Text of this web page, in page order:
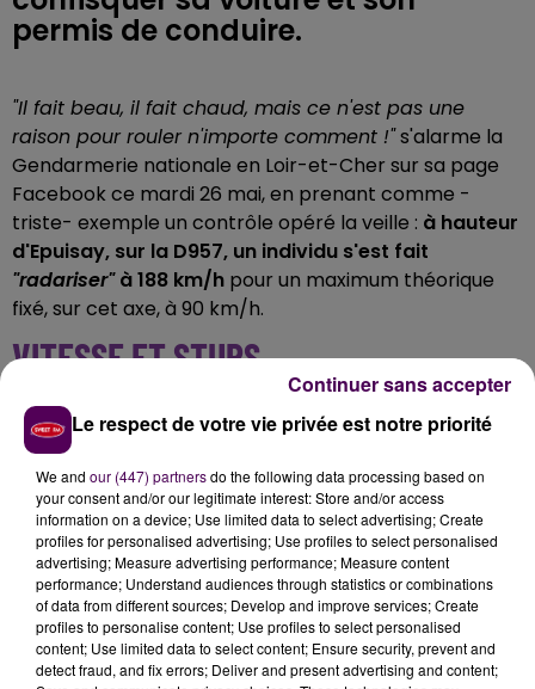
permis de conduire.
"Il fait beau, il fait chaud, mais ce n'est pas une
raison pour rouler n'importe comment !"s'alarme la
Gendarmerie nationale en Loir-et-Cher sur sa page
Facebook ce mardi 26 mai, en prenant comme -
triste- exemple un contrôle opéré la veille : à hauteur
d'Epuisay, sur la D957, un individu s'est fait
"radariser"à 188 km/h pour un maximum théorique
fixé, sur cet axe, à 90 km/h.
VITESSE ET STUPS
Si la vitesse "retenue"
a certes été abaissée à 178
km/h, le conducteur ne s'en est pas mieux tiré,
puisqu'il a par ailleurs été dépisté positif aux
produits stupéfiants. Sa puissante et toute récente
Mercedes a fait l'objet d'une immobilisation judiciaire
"en vue d'une confiscation"précisent les militaires. Le
permis de l'intéressé lui, est pour l'instant"retenu"en
attendant qu'un juge statue.
Le respect de votre vie privée est notre priorité
We and our (447) partnersdo the following data processing based on
your consent and/or our legitimate interest: Store and/or access
information on a device; Use limited data to select advertising; Create
profiles for personalised advertising; Use profiles to select personalised
advertising; Measure advertising performance; Measure content
performance; Understand audiences through statistics or combinations
of data from different sources; Develop and improve services; Create
profiles to personalise content; Use profiles to select personalised
content; Use limited data to select content; Ensure security, prevent and
detect fraud, and fix errors; Deliver and present advertising and content;
Continuer sans accepter